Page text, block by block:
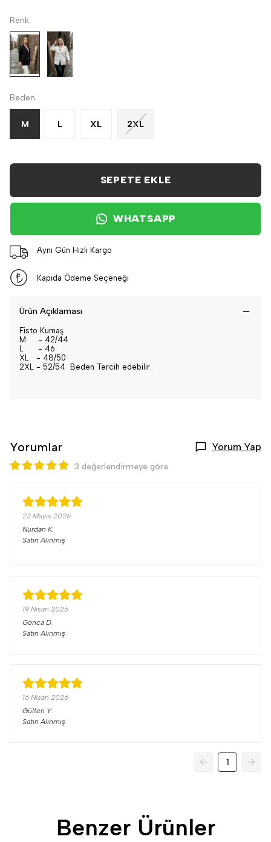
Renk
Beden
M L XL 2XL
SEPETE EKLE
WHATSAPP
Aynı Gün Hızlı Kargo
Kapıda Ödeme Seçeneği
Ürün Açıklaması
Fisto Kumaş
M - 42/44
L - 46
XL - 48/50
2XL - 52/54 Beden Tercih edebilir.
Yorumlar Yorum Yap
3 değerlendirmeye göre
22 Mayıs 2026
Nurdan K.
Satın Alınmış
19 Nisan 2026
Gonca D.
Satın Alınmış
16 Nisan 2026
Gülten Y.
Satın Alınmış
1
Benzer Ürünler